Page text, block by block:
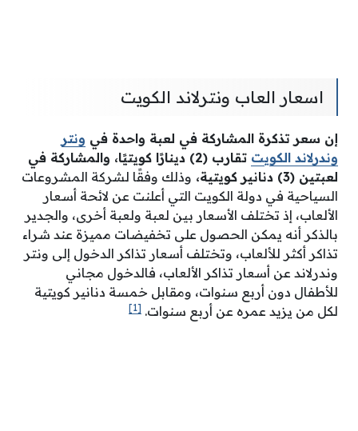
اسعار العاب ونترلاند الكويت
إن سعر تذكرة المشاركة في لعبة واحدة في ونتر
وندرلاند الكويت
تقارب (2) دينارًا كويتيًا، والمشاركة في
لعبتين (3) دنانير كويتية،
وذلك وفقًا لشركة المشروعات
السياحية في دولة الكويت التي أعلنت عن لائحة أسعار
الألعاب، إذ تختلف الأسعار بين لعبة ولعبة أخرى، والجدير
بالذكر أنه يمكن الحصول على تخفيضات مميزة عند شراء
تذاكر أكثر للألعاب، وتختلف أسعار تذاكر الدخول إلى ونتر
وندرلاند عن أسعار تذاكر الألعاب، فالدخول مجاني
للأطفال دون أربع سنوات، ومقابل خمسة دنانير كويتية
لكل من يزيد عمره عن أربع سنوات. [1]